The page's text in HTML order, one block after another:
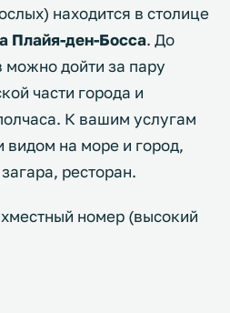
находится в столице
Плайя-ден-Босса. До
дойти за пару
части города и
К вашим услугам
видом на море и город,
ресторан.
номер (высокий